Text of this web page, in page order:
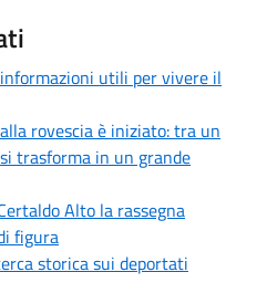
utili per vivere il
rovescia è iniziato: tra un
trasforma in un grande
Alto la rassegna
figura
storica sui deportati